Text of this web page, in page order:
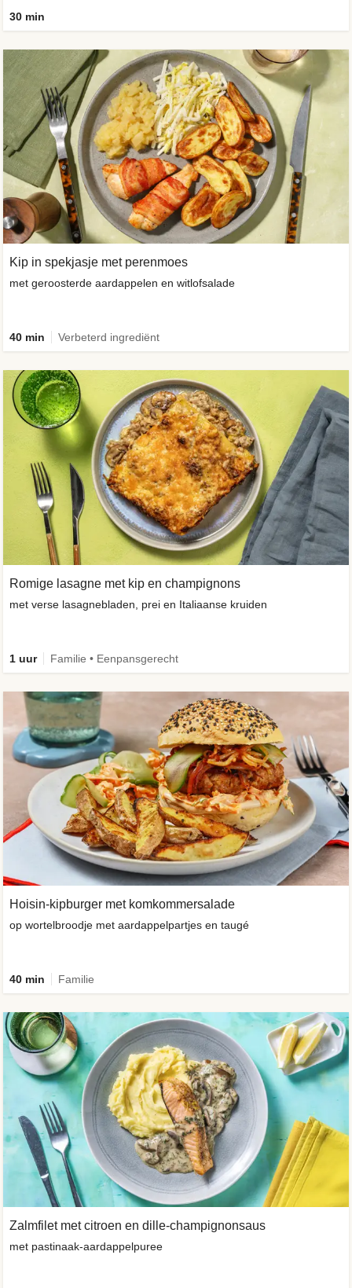
30 min
Kip in spekjasje met perenmoes
met geroosterde aardappelen en witlofsalade
40 min Verbeterd ingrediënt
Romige lasagne met kip en champignons
met verse lasagnebladen, prei en Italiaanse kruiden
1 uur Familie • Eenpansgerecht
Hoisin-kipburger met komkommersalade
op wortelbroodje met aardappelpartjes en taugé
40 min Familie
Zalmfilet met citroen en dille-champignonsaus
met pastinaak-aardappelpuree